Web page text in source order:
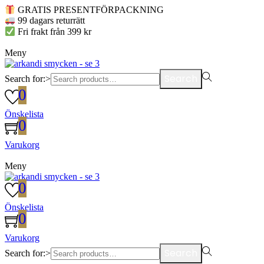
GRATIS PRESENTFÖRPACKNING
99 dagars returrätt
Fri frakt från 399 kr
Meny
Search for:>
0
Önskelista
0
Varukorg
Meny
0
Önskelista
0
Varukorg
Search for:>